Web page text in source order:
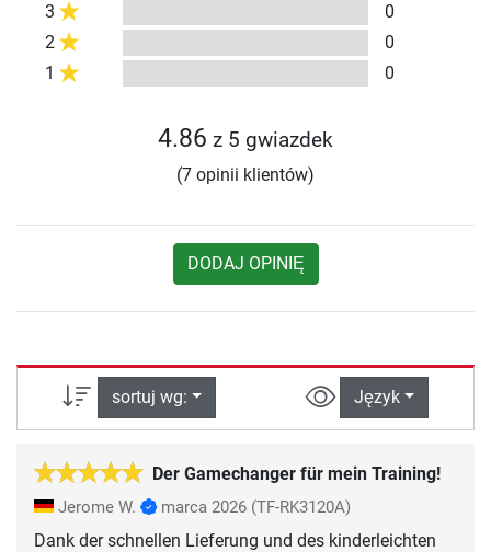
3
0
2
0
1
0
4.86 z 5 gwiazdek
(7 opinii klientów)
DODAJ OPINIĘ
sortuj wg: Język
Der Gamechanger für mein Training!
Jerome W. marca 2026 (TF-RK3120A)
Dank der schnellen Lieferung und des kinderleichten